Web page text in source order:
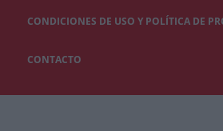
CONDICIONES DE USO Y POLÍTICA DE
CONTACTO